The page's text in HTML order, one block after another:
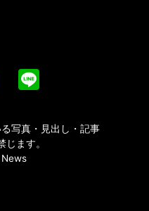
写真・見出し・記事
じます。